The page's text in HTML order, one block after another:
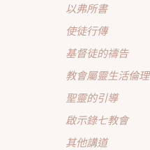
以弗所書
使徒行傳
基督徒的禱告
教會屬靈生活倫理
聖靈的引導
啟示錄七教會
其他講道